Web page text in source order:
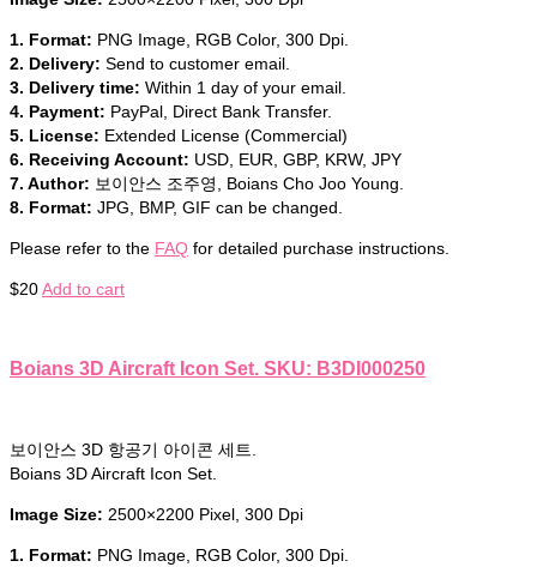
1. Format: PNG Image, RGB Color, 300 Dpi.
2. Delivery: Send to customer email.
3. Delivery time: Within 1 day of your email.
4. Payment: PayPal, Direct Bank Transfer.
5. License: Extended License (Commercial)
6. Receiving Account: USD, EUR, GBP, KRW, JPY
7. Author: 보이안스 조주영, Boians Cho Joo Young.
8. Format: JPG, BMP, GIF can be changed.
Please refer to the FAQ for detailed purchase instructions.
$20Add to cart
Boians 3D Aircraft Icon Set. SKU: B3DI000250
보이안스 3D 항공기 아이콘 세트.
Boians 3D Aircraft Icon Set.
Image Size: 2500×2200 Pixel, 300 Dpi
1. Format: PNG Image, RGB Color, 300 Dpi.